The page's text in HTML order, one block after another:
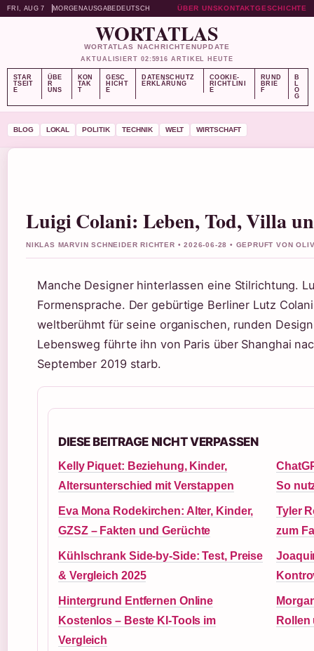
FRI, AUG 7 MORGENAUSGABE DEUTSCH ÜBER UNSKONTAKTGESCHICHTE
WORTATLAS
WORTATLAS NACHRICHTENUPDATE
AKTUALISIERT 02:5916 ARTIKEL HEUTE
STAR
TSEIT
E
ÜBE
R
UNS
KON
TAK
T
GESC
HICHT
E
DATENSCHUTZ
ERKLÄRUNG
COOKIE-
RICHTLINI
E
RUND
BRIE
F
B
L
O
G
BLOG LOKAL POLITIK TECHNIK WELT WIRTSCHAFT
Luigi Colani: Leben, Tod, Villa
NIKLAS MARVIN SCHNEIDER RICHTER • 2026-06-28 • GEPRUFT VON
Manche Designer hinterlassen eine Stilrichtung.
Formensprache. Der gebürtige Berliner Lutz
weltberühmt für seine organischen, runden
Lebensweg führte ihn von Paris über Shanghai
September 2019 starb.
DIESE BEITRAGE NICHT VERPASSEN
Kelly Piquet: Beziehung, Kinder,
Altersunterschied mit Verstappen
So
Eva Mona Rodekirchen: Alter, Kinder,
GZSZ – Fakten und Gerüchte
Tyler
zum
Kühlschrank Side-by-Side: Test, Preise
& Vergleich 2025
Hintergrund Entfernen Online
Kostenlos – Beste KI-Tools im
Vergleich
Rollen